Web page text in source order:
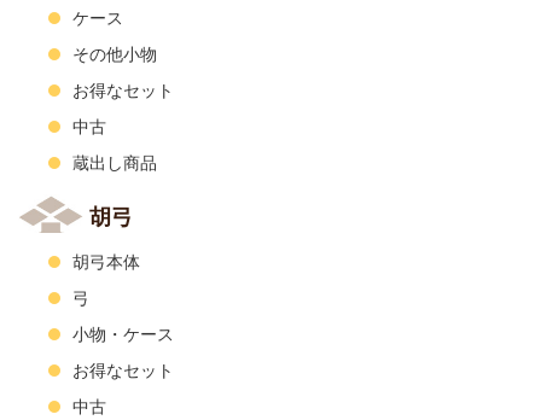
ケース
その他小物
お得なセット
中古
蔵出し商品
胡弓
胡弓本体
弓
小物・ケース
お得なセット
中古